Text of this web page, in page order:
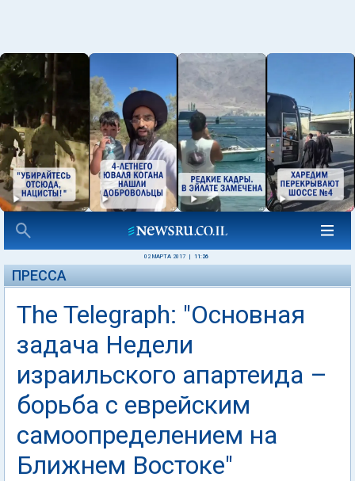
02 МАРТА 2017 11:26
ПРЕССА
The Telegraph: "Основная
задача Недели
израильского апартеида –
борьба с еврейским
самоопределением на
Ближнем Востоке"